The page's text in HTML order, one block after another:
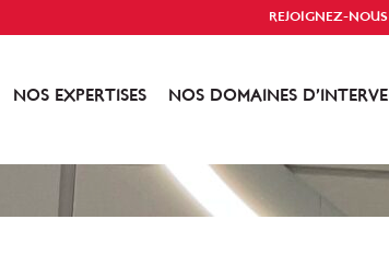
REJOIGNEZ-
NOS EXPERTISES NOS DOMAINES